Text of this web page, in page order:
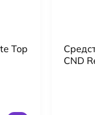
Top
CND